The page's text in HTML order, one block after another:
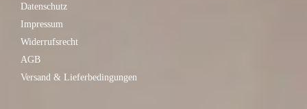
Datenschutz
Impressum
Widerrufsrecht
AGB
Versand & Lieferbedingungen